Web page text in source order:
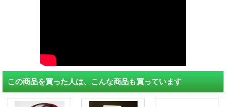
この商品を買った人は、こんな商品も買っています